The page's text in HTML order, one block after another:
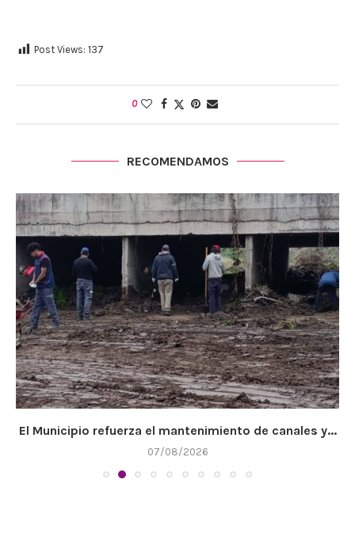
Post Views: 137
0
RECOMENDAMOS
El Municipio refuerza el mantenimiento de canales y...
07/08/2026